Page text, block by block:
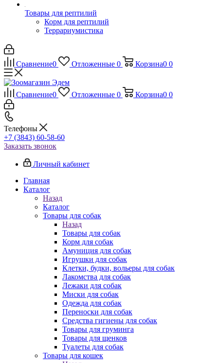
Товары для рептилий
Корм для рептилий
Террариумистика
Сравнение0 Отложенные 0 Корзина0 0
Сравнение0 Отложенные 0 Корзина0 0
Телефоны
+7 (3843) 60-58-60
Заказать звонок
Личный кабинет
Главная
Каталог
Назад
Каталог
Товары для собак
Назад
Товары для собак
Корм для собак
Амуниция для собак
Игрушки для собак
Клетки, будки, вольеры для собак
Лакомства для собак
Лежаки для собак
Миски для собак
Одежда для собак
Переноски для собак
Средства гигиены для собак
Товары для груминга
Товары для щенков
Туалеты для собак
Товары для кошек